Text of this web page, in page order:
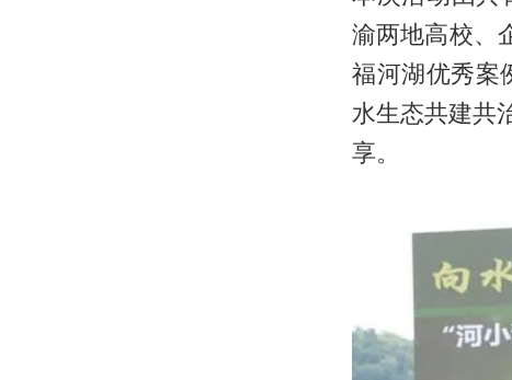
渝两地高校、
福河湖优秀案
水生态共建共
享。